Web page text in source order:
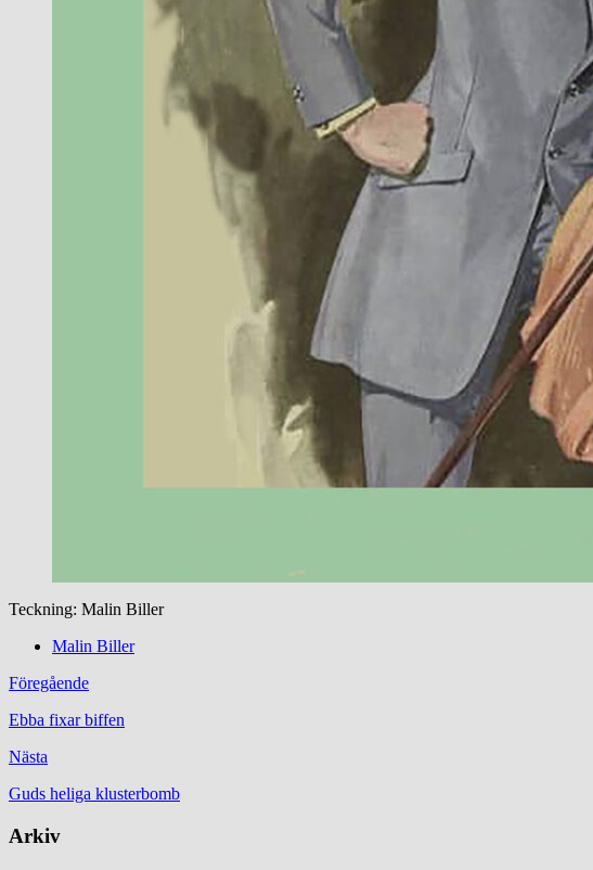
Teckning: Malin Biller
Malin Biller
Föregående
Ebba fixar biffen
Nästa
Guds heliga klusterbomb
Arkiv